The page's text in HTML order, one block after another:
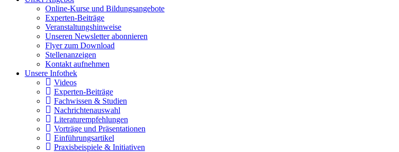
Online-Kurse und Bildungsangebote
Experten-Beiträge
Veranstaltungshinweise
Unseren Newsletter abonnieren
Flyer zum Download
Stellenanzeigen
Kontakt aufnehmen
Unsere Infothek
Videos
Experten-Beiträge
Fachwissen & Studien
Nachrichtenauswahl
Literaturempfehlungen
Vorträge und Präsentationen
Einführungsartikel
Praxisbeispiele & Initiativen